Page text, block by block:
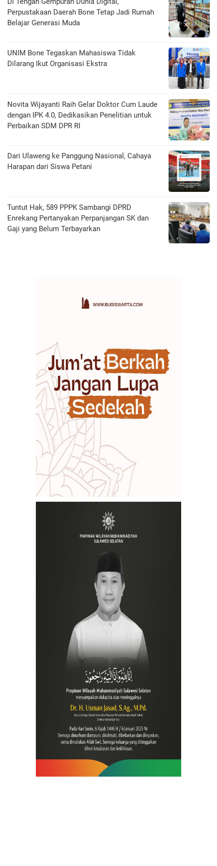
Perpustakaan Daerah Bone Tetap Jadi Rumah
Belajar Generasi Muda
UNIM Bone Tegaskan Mahasiswa Tidak
Dilarang Ikut Organisasi Ekstra
Novita Wijayanti Raih Gelar Doktor Cum Laude
dengan IPK 4.0, Dedikasikan Penelitian untuk
Perbaikan SDM DPR RI
Dari Ulaweng ke Panggung Nasional, Cahaya
Harapan dari Siswa Petani
Tuntut Hak, 589 PPPK Sambangi DPRD
Enrekang Pertanyakan Perpanjangan SK dan
Gaji yang Belum Terbayarkan